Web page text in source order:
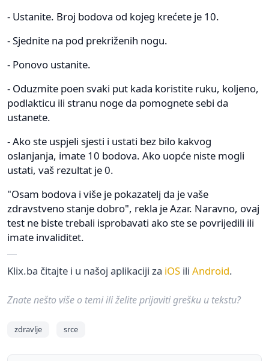
- Ustanite. Broj bodova od kojeg krećete je 10.
- Sjednite na pod prekriženih nogu.
- Ponovo ustanite.
- Oduzmite poen svaki put kada koristite ruku, koljeno,
podlakticu ili stranu noge da pomognete sebi da
ustanete.
- Ako ste uspjeli sjesti i ustati bez bilo kakvog
oslanjanja, imate 10 bodova. Ako uopće niste mogli
ustati, vaš rezultat je 0.
"Osam bodova i više je pokazatelj da je vaše
zdravstveno stanje dobro", rekla je Azar. Naravno, ovaj
test ne biste trebali isprobavati ako ste se povrijedili ili
imate invaliditet.
Klix.ba čitajte i u našoj aplikaciji za iOS ili Android.
Znate nešto više o temi ili želite prijaviti grešku u tekstu?
zdravlje srce